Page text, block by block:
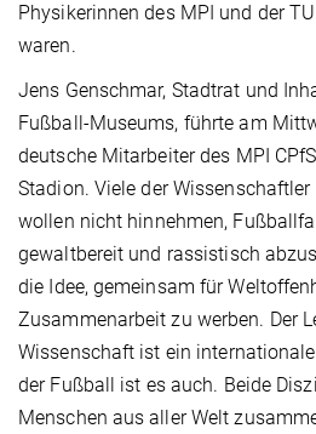
Physikerinnen des MPI und der
waren.
Jens Genschmar, Stadtrat und
Fußball-Museums, führte am
deutsche Mitarbeiter des MPI
Stadion. Viele der Wissenschaftler
wollen nicht hinnehmen,
gewaltbereit und rassistisch
die Idee, gemeinsam für
Zusammenarbeit zu werben. Der
Wissenschaft ist ein
der Fußball ist es auch. Beide
Menschen aus aller Welt